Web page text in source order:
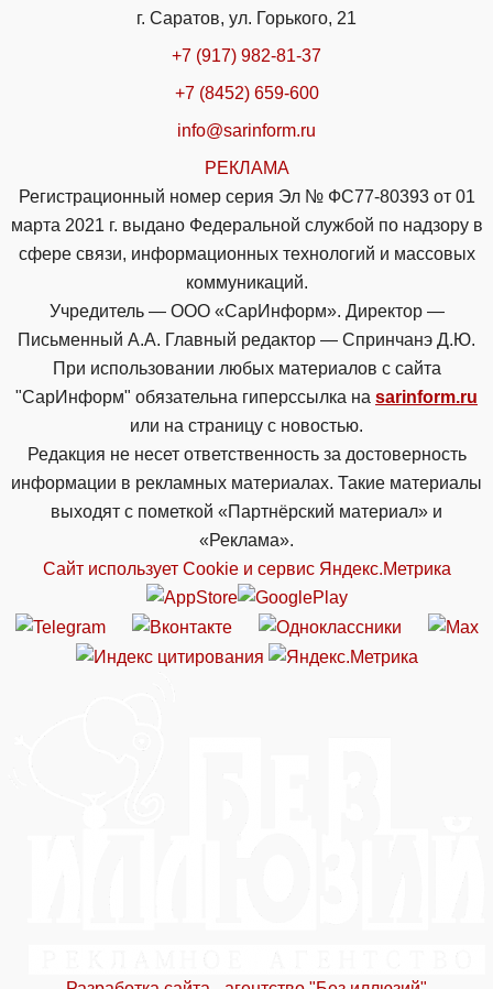
г. Саратов, ул. Горького, 21
+7 (917) 982-81-37
+7 (8452) 659-600
info@sarinform.ru
РЕКЛАМА
Регистрационный номер серия Эл № ФС77-80393 от 01
марта 2021 г. выдано Федеральной службой по надзору в
сфере связи, информационных технологий и массовых
коммуникаций.
Учредитель — ООО «СарИнформ». Директор —
Письменный А.А. Главный редактор — Спринчанэ Д.Ю.
При использовании любых материалов с сайта
"СарИнформ" обязательна гиперссылка на sarinform.ru
или на страницу с новостью.
Редакция не несет ответственность за достоверность
информации в рекламных материалах. Такие материалы
выходят с пометкой «Партнёрский материал» и
«Реклама».
Сайт использует Cookie и сервиc Яндекс.Метрика